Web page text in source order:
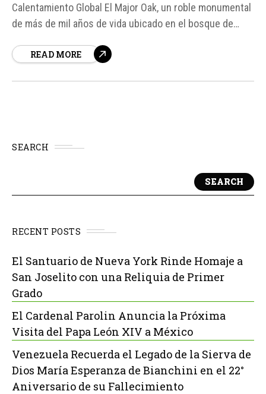
Calentamiento Global El Major Oak, un roble monumental
de más de mil años de vida ubicado en el bosque de
factores, incluyendo el calentamiento global, la sequía y
READ MORE
SEARCH
SEARCH
RECENT POSTS
El Santuario de Nueva York Rinde Homaje a
San Joselito con una Reliquia de Primer
Grado
El Cardenal Parolin Anuncia la Próxima
Visita del Papa León XIV a México
Venezuela Recuerda el Legado de la Sierva de
Dios María Esperanza de Bianchini en el 22°
Aniversario de su Fallecimiento